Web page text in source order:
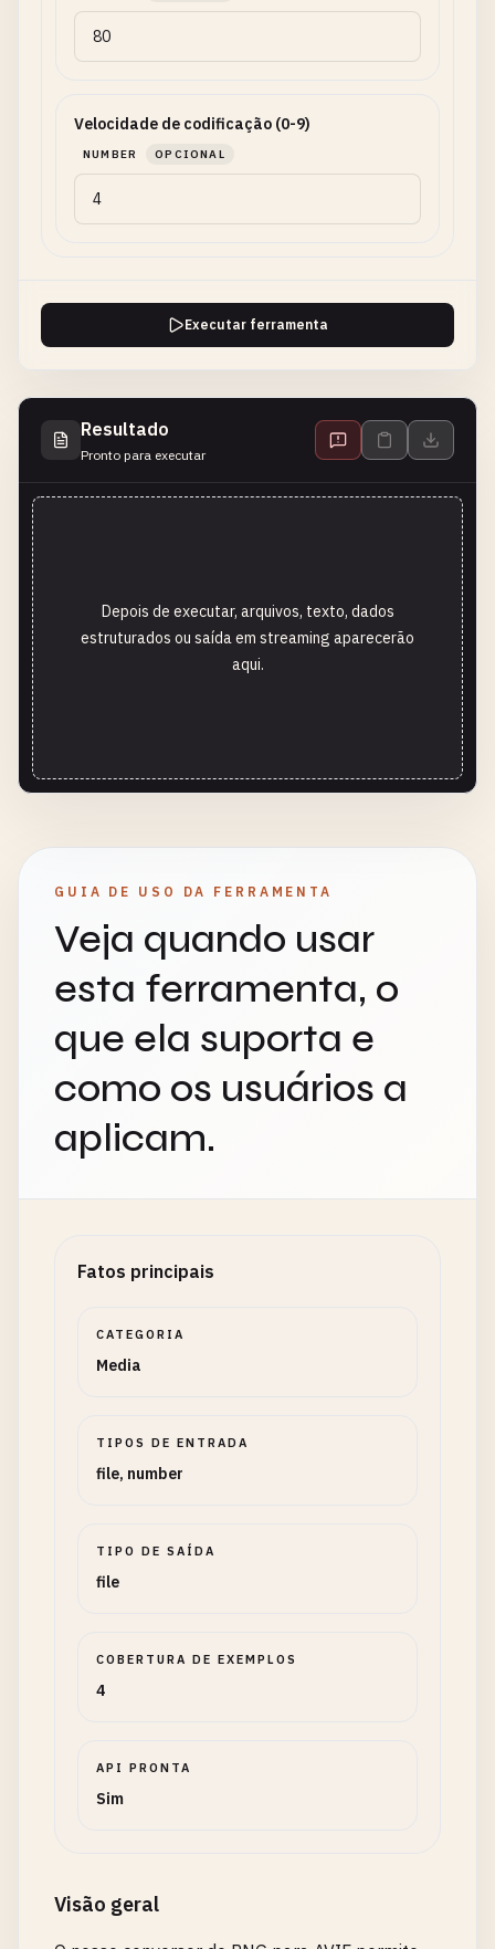
Velocidade de codificação (0-9)
NUMBER OPCIONAL
Executar ferramenta
Resultado
Pronto para executar
Depois de executar, arquivos, texto, dados
estruturados ou saída em streaming aparecerão
aqui.
GUIA DE USO DA FERRAMENTA
Veja quando usar
esta ferramenta, o
que ela suporta e
como os usuários a
aplicam.
Fatos principais
CATEGORIA
Media
TIPOS DE ENTRADA
file, number
TIPO DE SAÍDA
file
COBERTURA DE EXEMPLOS
4
API PRONTA
Sim
Visão geral